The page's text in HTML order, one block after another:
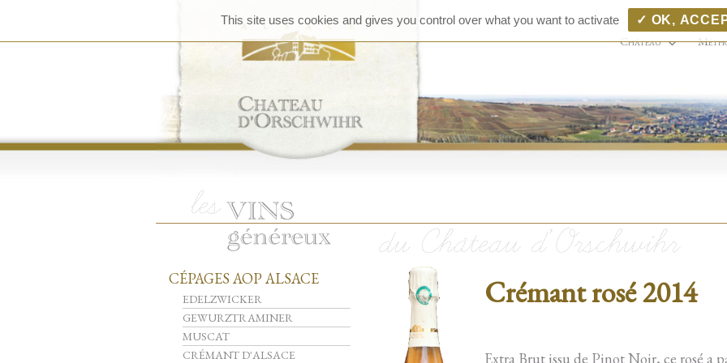
Vins
Vins D'Alsace Grands
Zinnkoepflé
Château
Crémant rosé 2014
Extra Brut issu de Pinot Noir, ce rosé a
CÉPAGES AOP ALSACE
EDELZWICKER
GEWURZTRAMINER
MUSCAT
CRÉMANT D'ALSACE
This site uses cookies and gives you control over what you want to activate ✓ OK,